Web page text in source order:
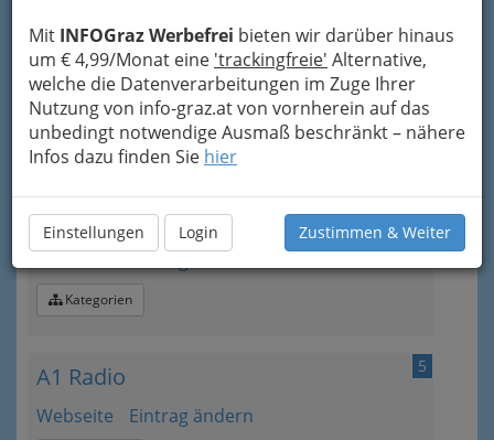
Mit INFOGraz Werbefrei bieten wir darüber hinaus
um € 4,99/Monat eine 'trackingfreie' Alternative,
welche die Datenverarbeitungen im Zuge Ihrer
Nutzung von info-graz.at von vornherein auf das
unbedingt notwendige Ausmaß beschränkt – nähere
Infos dazu finden Sie hier
Einstellungen Login Zustimmen & Weiter
3
Ö1
Webseite E-Mail Eintrag ändern
Kategorien
4
Ö3
Kategorien
5
A1 Radio
Webseite Eintrag ändern